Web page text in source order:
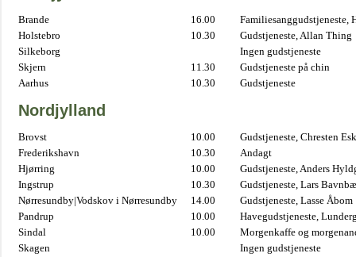
Brande 16.00
Familiesanggudstjeneste,
Holstebro
10.30
Gudstjeneste, Allan Thing
Silkeborg
Ingen gudstjeneste
Skjern
11.30
Gudstjeneste på chin
Aarhus
10.30 Gudstjeneste
Nordjylland
Brovst 10.00
Gudstjeneste, Chresten
Frederikshavn
10.30
Andagt
Hjørring
10.00
Gudstjeneste, Anders
Ingstrup
10.30
Gudstjeneste, Lars
Nørresundby|Vodskov i Nørresundby
14.00
Gudstjeneste, Lasse Åbom
Pandrup
10.00
Havegudstjeneste,
Sindal
10.00
Morgenkaffe og
Skagen
Ingen gudstjeneste